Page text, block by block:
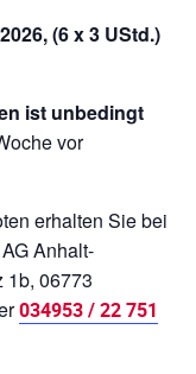
, (6 x 3 UStd.)
ist unbedingt
vor
erhalten Sie bei
Anhalt-
1b, 06773
034953 / 22 751